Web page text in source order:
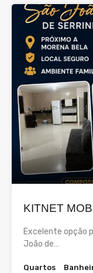
KITNET
Excelente opção
João de…
Quartos